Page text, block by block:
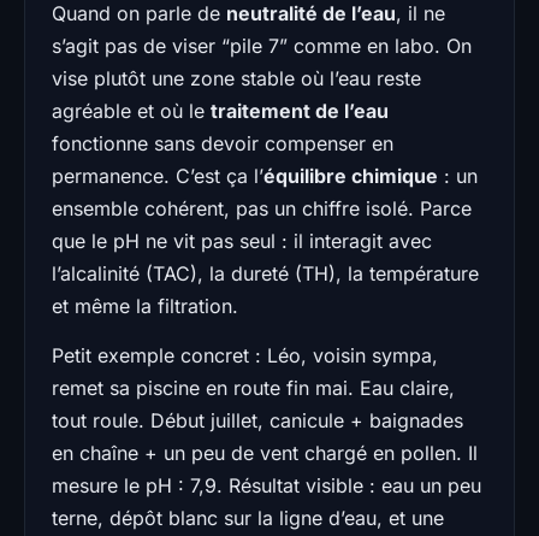
Quand on parle de neutralité de l’eau, il ne
s’agit pas de viser “pile 7” comme en labo. On
vise plutôt une zone stable où l’eau reste
agréable et où le traitement de l’eau
fonctionne sans devoir compenser en
permanence. C’est ça l’équilibre chimique : un
ensemble cohérent, pas un chiffre isolé. Parce
que le pH ne vit pas seul : il interagit avec
l’alcalinité (TAC), la dureté (TH), la température
et même la filtration.
Petit exemple concret : Léo, voisin sympa,
remet sa piscine en route fin mai. Eau claire,
tout roule. Début juillet, canicule + baignades
en chaîne + un peu de vent chargé en pollen. Il
mesure le pH : 7,9. Résultat visible : eau un peu
terne, dépôt blanc sur la ligne d’eau, et une